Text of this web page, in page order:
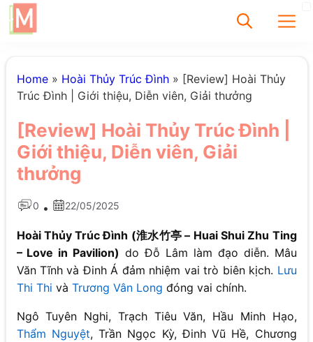
Chưa có bài viết
Home» Hoài Thủy Trúc Đình» [Review] Hoài Thủy
Trúc Đình | Giới thiệu, Diễn viên, Giải thưởng
[Review] Hoài Thủy Trúc Đình |
Giới thiệu, Diễn viên, Giải
thưởng
0 • 22/05/2025
Hoài Thủy Trúc Đình (淮水竹亭 – Huai Shui Zhu Ting
– Love in Pavilion) do Đỗ Lâm làm đạo diễn. Mâu
Văn Tĩnh và Đinh Á đảm nhiệm vai trò biên kịch. Lưu
Thi Thi và Trương Vân Long đóng vai chính.
Ngô Tuyên Nghi, Trạch Tiêu Văn, Hầu Minh Hạo,
Thẩm Nguyệt, Trần Ngọc Kỳ, Đinh Vũ Hề, Chương